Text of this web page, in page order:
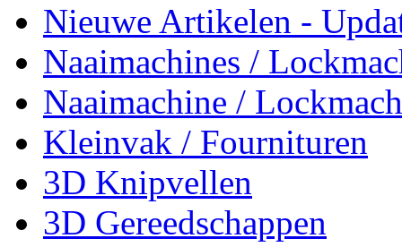
Nieuwe Artikelen -
Naaimachines /
Naaimachine /
Kleinvak / Fournituren
3D Knipvellen
3D Gereedschappen